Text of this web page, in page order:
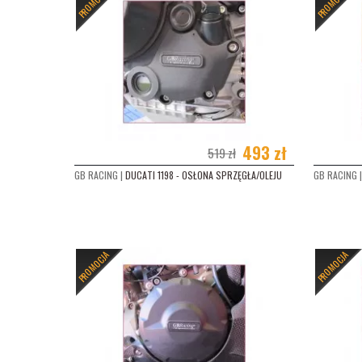
519 zł 493 zł
GB RACING | DUCATI 1198 - OSŁONA SPRZĘGŁA/OLEJU GB RACING |
PROMOCJA PROMOCJA